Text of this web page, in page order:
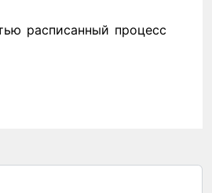
расписанный процесс